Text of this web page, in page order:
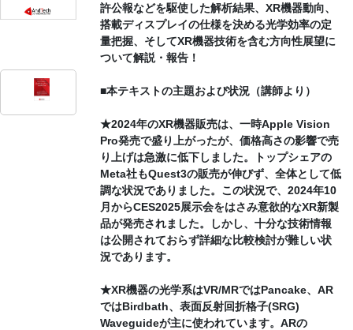
許公報などを駆使した解析結果、XR機器動向、
搭載ディスプレイの仕様を決める光学効率の定
量把握、そしてXR機器技術を含む方向性展望に
ついて解説・報告！
■本テキストの主題および状況（講師より）
★2024年のXR機器販売は、一時Apple Vision
Pro発売で盛り上がったが、価格高さの影響で売
り上げは急激に低下しました。トップシェアの
Meta社もQuest3の販売が伸びず、全体として低
調な状況でありました。この状況で、2024年10
月からCES2025展示会をはさみ意欲的なXR新製
品が発売されました。しかし、十分な技術情報
は公開されておらず詳細な比較検討が難しい状
況であります。
★XR機器の光学系はVR/MRではPancake、AR
ではBirdbath、表面反射回折格子(SRG)
Waveguideが主に使われています。ARの